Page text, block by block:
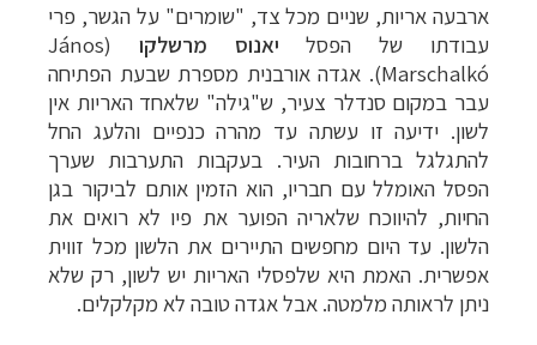
ארבעה אריות, שניים מכל צד, "שומרים" על הגשר, פרי
עבודתו של הפסל יאנוס מרשלקו (
János
Marschalkó). אגדה אורבנית מספרת שבעת הפתיחה
עבר במקום סנדלר צעיר, ש"גילה" שלאחד האריות אין
לשון. ידיעה זו עשתה עד מהרה כנפיים והלעג החל
להתגלגל ברחובות העיר. בעקבות התערבות שערך
הפסל האומלל עם חבריו, הוא הזמין אותם לביקור בגן
החיות, להיווכח שלאריה הפוער את פיו לא רואים את
הלשון. עד היום מחפשים התיירים את הלשון מכל זווית
אפשרית. האמת היא שלפסלי האריות יש לשון, רק שלא
ניתן לראותה מלמטה. אבל אגדה טובה לא מקלקלים.